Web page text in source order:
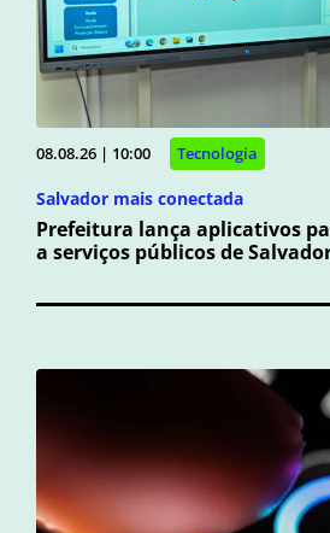
08.08.26 | 10:00 Tecnologia
Salvador mais conectada
Prefeitura lança aplicativos
a serviços públicos de